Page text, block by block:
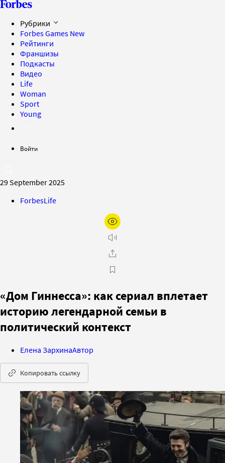
Рубрики
Forbes Games New
Рейтинги
Франшизы
Подкасты
Видео
Life
Woman
Sport
Young
Войти
29 September 2025
ForbesLife
«Дом Гиннесса»: как сериал вплетает
историю легендарной семьи в
политический контекст
Елена ЗархинаАвтор
Копировать ссылку